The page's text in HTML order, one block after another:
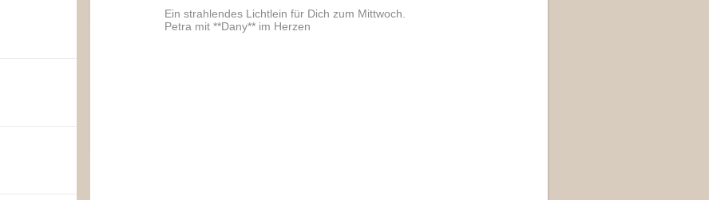
Ein strahlendes Lichtlein für Dich zum Mittwoch.
Petra mit **Dany** im Herzen